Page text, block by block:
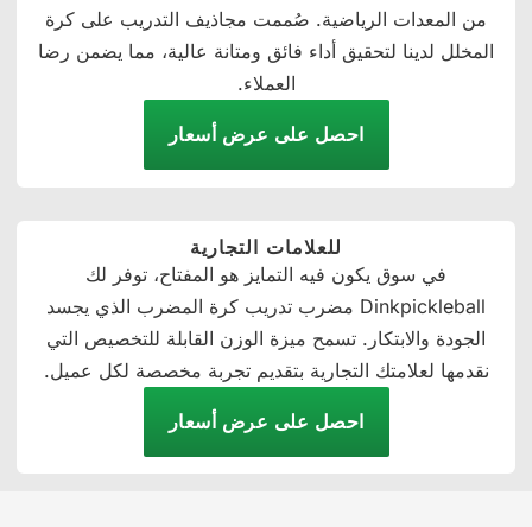
من المعدات الرياضية. صُممت مجاذيف التدريب على كرة
المخلل لدينا لتحقيق أداء فائق ومتانة عالية، مما يضمن رضا
العملاء.
احصل على عرض أسعار
للعلامات التجارية
في سوق يكون فيه التمايز هو المفتاح، توفر لك
Dinkpickleball مضرب تدريب كرة المضرب الذي يجسد
الجودة والابتكار. تسمح ميزة الوزن القابلة للتخصيص التي
نقدمها لعلامتك التجارية بتقديم تجربة مخصصة لكل عميل.
احصل على عرض أسعار